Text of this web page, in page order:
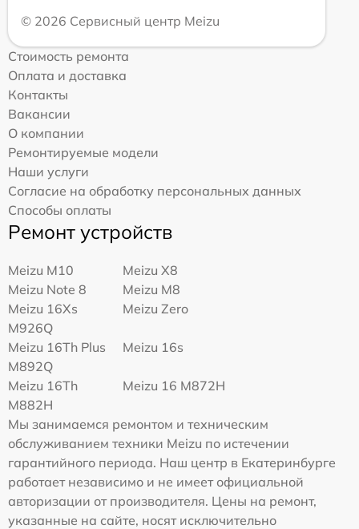
© 2026 Сервисный центр Meizu
Стоимость ремонта
Оплата и доставка
Контакты
Вакансии
О компании
Ремонтируемые модели
Наши услуги
Согласие на обработку персональных данных
Способы оплаты
Ремонт устройств
Meizu M10
Meizu X8
Meizu Note 8
Meizu M8
Meizu 16Xs
M926Q
Meizu Zero
Meizu 16Th Plus
M892Q
Meizu 16s
Meizu 16Th
M882H
Meizu 16 M872H
Мы занимаемся ремонтом и техническим
обслуживанием техники Meizu по истечении
гарантийного периода. Наш центр в Екатеринбурге
работает независимо и не имеет официальной
авторизации от производителя. Цены на ремонт,
указанные на сайте, носят исключительно